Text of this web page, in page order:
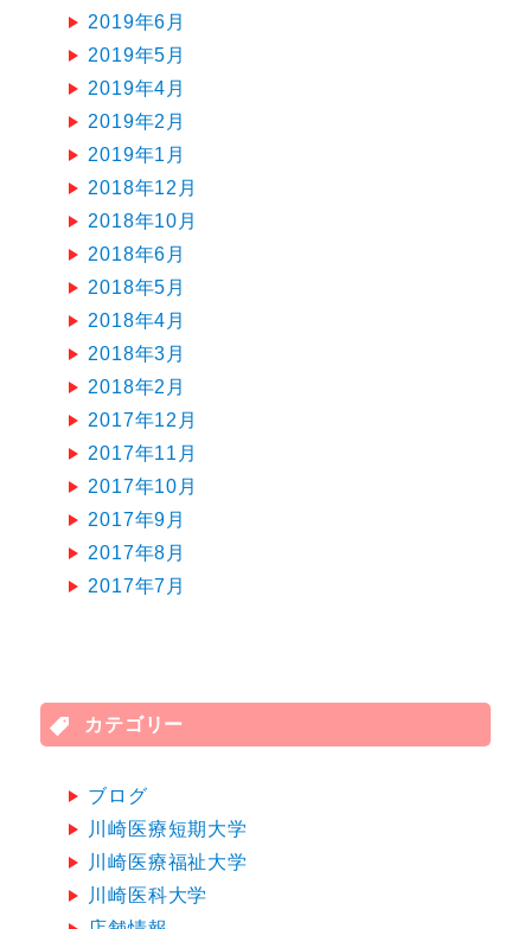
2019年6月
2019年5月
2019年4月
2019年2月
2019年1月
2018年12月
2018年10月
2018年6月
2018年5月
2018年4月
2018年3月
2018年2月
2017年12月
2017年11月
2017年10月
2017年9月
2017年8月
2017年7月
カテゴリー
ブログ
川崎医療短期大学
川崎医療福祉大学
川崎医科大学